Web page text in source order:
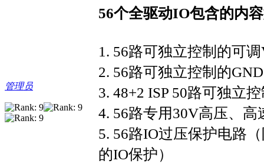
管理员
56个全驱动IO包含的内
1. 56路可独立控制的可
2. 56路可独立控制的GND
3. 48+2 ISP 50路可独立
4. 56路专用30V高压、高
5. 56路IO过压保护电路
的IO保护）